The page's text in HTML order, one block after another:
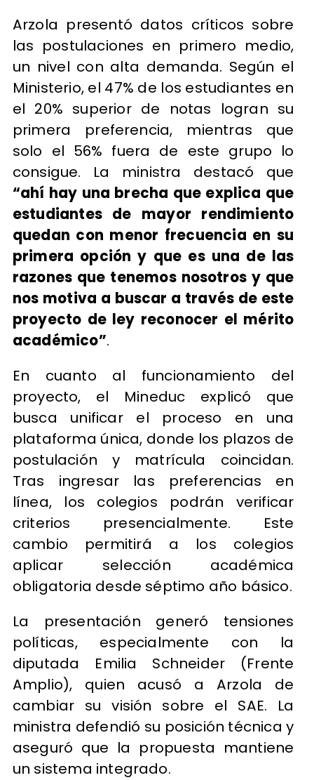
Arzola presentó datos críticos sobre
las postulaciones en primero medio,
un nivel con alta demanda. Según el
Ministerio, el 47% de los estudiantes en
el 20% superior de notas logran su
primera preferencia, mientras que
solo el 56% fuera de este grupo lo
consigue. La ministra destacó que
“ahí hay una brecha que explica que
estudiantes de mayor rendimiento
quedan con menor frecuencia en su
primera opción y que es una de las
razones que tenemos nosotros y que
nos motiva a buscar a través de este
proyecto de ley reconocer el mérito
académico”.
En cuanto al funcionamiento del
proyecto, el Mineduc explicó que
busca unificar el proceso en una
plataforma única, donde los plazos de
postulación y matrícula coincidan.
Tras ingresar las preferencias en
línea, los colegios podrán verificar
criterios presencialmente. Este
cambio permitirá a los colegios
aplicar selección académica
obligatoria desde séptimo año básico.
La presentación generó tensiones
políticas, especialmente con la
diputada Emilia Schneider (Frente
Amplio), quien acusó a Arzola de
cambiar su visión sobre el SAE. La
ministra defendió su posición técnica y
aseguró que la propuesta mantiene
un sistema integrado.